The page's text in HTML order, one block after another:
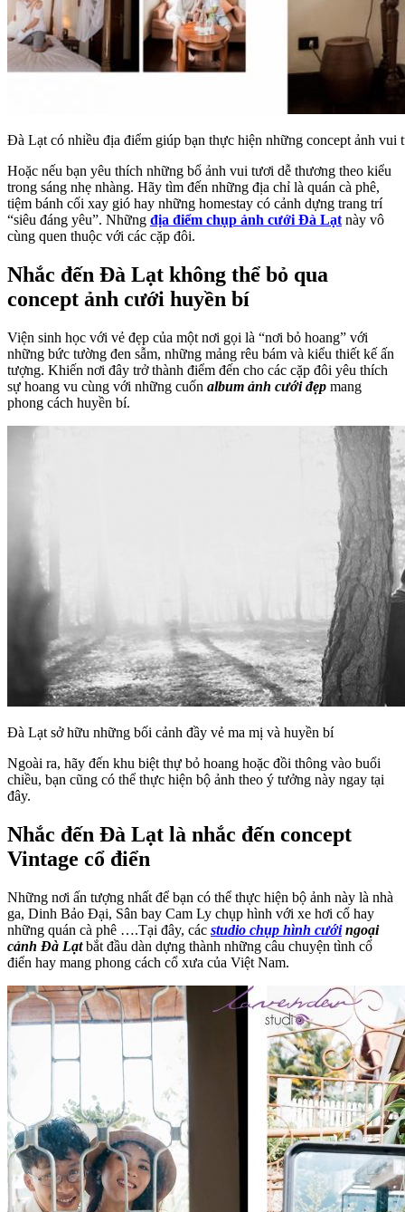
Đà Lạt có nhiều địa điểm giúp bạn thực hiện những concept ảnh vui
Hoặc nếu bạn yêu thích những bổ ảnh vui tươi dễ thương theo kiểu
trong sáng nhẹ nhàng. Hãy tìm đến những địa chỉ là quán cà phê,
tiệm bánh cối xay gió hay những homestay có cảnh dựng trang trí
“siêu đáng yêu”. Những địa điểm chụp ảnh cưới Đà Lạt này vô
cùng quen thuộc với các cặp đôi.
Nhắc đến Đà Lạt không thể bỏ qua
concept ảnh cưới huyền bí
Viện sinh học với vẻ đẹp của một nơi gọi là “nơi bỏ hoang” với
những bức tường đen sẫm, những mảng rêu bám và kiểu thiết kế ấn
tượng. Khiến nơi đây trở thành điểm đến cho các cặp đôi yêu thích
sự hoang vu cùng với những cuốn album ảnh cưới đẹp mang
phong cách huyền bí.
Đà Lạt sở hữu những bối cảnh đầy vẻ ma mị và huyền bí
Ngoài ra, hãy đến khu biệt thự bỏ hoang hoặc đồi thông vào buổi
chiều, bạn cũng có thể thực hiện bộ ảnh theo ý tưởng này ngay tại
đây.
Nhắc đến Đà Lạt là nhắc đến concept
Vintage cổ điển
Những nơi ấn tượng nhất để bạn có thể thực hiện bộ ảnh này là nhà
ga, Dinh Bảo Đại, Sân bay Cam Ly chụp hình với xe hơi cổ hay
những quán cà phê ….Tại đây, các studio chụp hình cướingoại
cảnh Đà Lạtbắt đầu dàn dựng thành những câu chuyện tình cổ
điển hay mang phong cách cổ xưa của Việt Nam.